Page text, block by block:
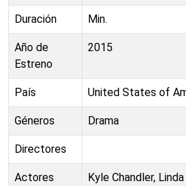
Duración Min.
Año de
Estreno
2015
País United States of
Géneros Drama
Directores
Actores
Kyle Chandler,